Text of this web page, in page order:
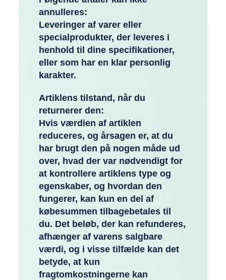
annulleres:
Leveringer af varer eller
specialprodukter, der leveres i
henhold til dine specifikationer,
eller som har en klar personlig
karakter.
Artiklens tilstand, når du
returnerer den:
Hvis værdien af artiklen
reduceres, og årsagen er, at du
har brugt den på nogen måde ud
over, hvad der var nødvendigt for
at kontrollere artiklens type og
egenskaber, og hvordan den
fungerer, kan kun en del af
købesummen tilbagebetales til
du. Det beløb, der kan refunderes,
afhænger af varens salgbare
værdi, og i visse tilfælde kan det
betyde, at kun
fragtomkostningerne kan